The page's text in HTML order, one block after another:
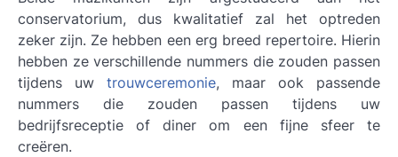
conservatorium, dus kwalitatief zal het optreden
zeker zijn. Ze hebben een erg breed repertoire. Hierin
hebben ze verschillende nummers die zouden passen
tijdens uw trouwceremonie, maar ook passende
nummers die zouden passen tijdens uw
bedrijfsreceptie of diner om een fijne sfeer te
creëren.